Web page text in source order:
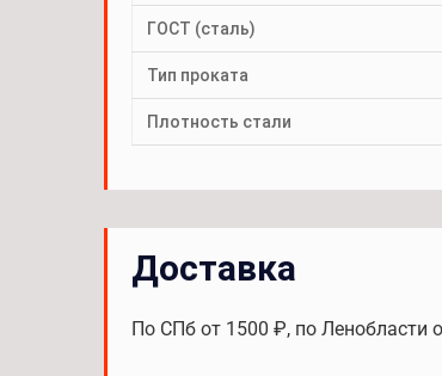
ГОСТ (сталь)
Тип проката
Плотность стали
Доставка
По СПб от 1500 ₽, по Ленобласти